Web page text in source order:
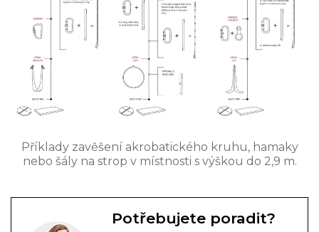
Příklady zavěšení akrobatického kruhu, hamaky
nebo šály na strop v místnosti s výškou do 2,9 m.
Potřebujete poradit?